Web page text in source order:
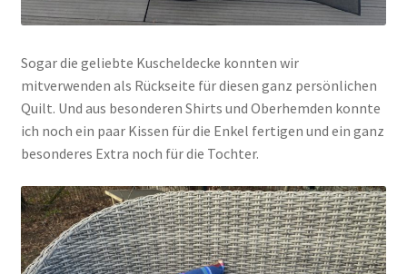
Sogar die geliebte Kuscheldecke konnten wir
mitverwenden als Rückseite für diesen ganz persönlichen
Quilt. Und aus besonderen Shirts und Oberhemden konnte
ich noch ein paar Kissen für die Enkel fertigen und ein ganz
besonderes Extra noch für die Tochter.